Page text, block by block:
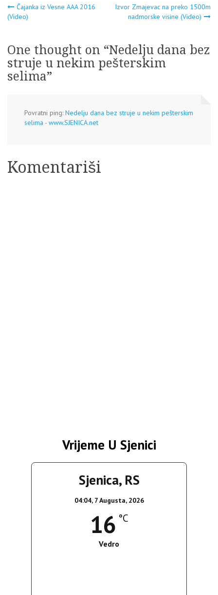
Navigacija
Čajanka iz Vesne AAA 2016
(Video)
Izvor Zmajevac na preko 1500m
nadmorske visine (Video)
One thought on “Nedelju dana bez
struje u nekim pešterskim
selima”
Povratni ping: Nedelju dana bez struje u nekim pešterskim
selima - www.SJENICA.net
Komentariši
Vrijeme U Sjenici
Sjenica, RS
04:04, 7 Augusta, 2026
16 °C
Vedro